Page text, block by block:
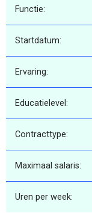
Functie:
Startdatum:
Ervaring:
Educatielevel:
Contracttype:
Maximaal salaris:
Uren per week: